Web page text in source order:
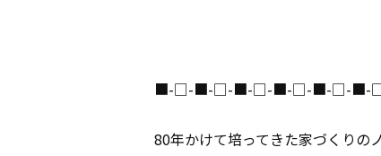
■-□-■-□-■-□-■-□-■-□-■-
80年かけて培ってきた家づくりの